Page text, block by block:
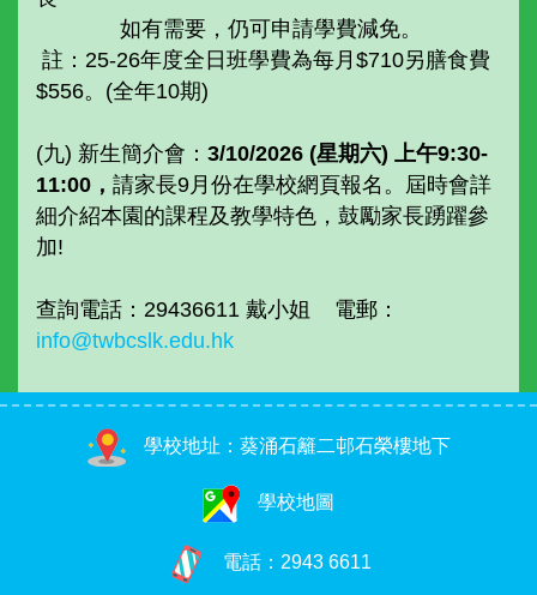
如有需要，仍可申請學費減免。
註：25-26年度全日班學費為每月$710另膳食費
$556。(全年10期)
(九) 新生簡介會： 3/10/2026 (星期六) 上午9:30-
11:00， 請家長9月份在學校網頁報名。屆時會詳
細介紹本園的課程及教學特色，鼓勵家長踴躍參
加!
查詢電話：29436611 戴小姐 電郵：
info@twbcslk.edu.hk
學校地址：葵涌石籬二邨石榮樓地下
學校地圖
電話： 2943 6611